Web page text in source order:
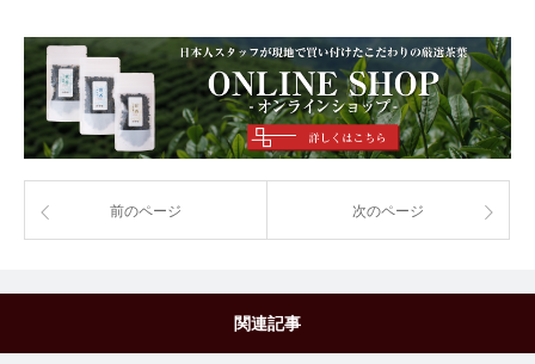
前のページ 次のページ
関連記事